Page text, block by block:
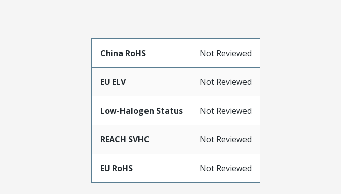
China RoHS Not Reviewed
EU ELV Not Reviewed
Low-Halogen Status Not Reviewed
REACH SVHC Not Reviewed
EU RoHS Not Reviewed